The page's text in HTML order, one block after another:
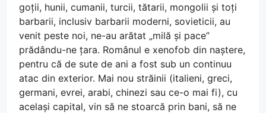
goții, hunii, cumanii, turcii, tătarii, mongolii și toți
barbarii, inclusiv barbarii moderni, sovieticii, au
venit peste noi, ne-au arătat „milă și pace”
prădându-ne țara. Românul e xenofob din naștere,
pentru că de sute de ani a fost sub un continuu
atac din exterior. Mai nou străinii (italieni, greci,
germani, evrei, arabi, chinezi sau ce-o mai fi), cu
același capital, vin să ne stoarcă prin bani, să ne